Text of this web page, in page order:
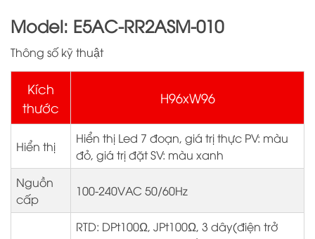
Model: E5AC-RR2ASM-010
Thông số kỹ thuật
Kích
thước
H96xW96
Hiển thị
Hiển thị Led 7 đoạn, giá trị thực PV: màu
đỏ, giá trị đặt SV: màu xanh
Nguồn
cấp
100-240VAC 50/60Hz
RTD: DPt100Ω, JPt100Ω, 3 dây(điện trở